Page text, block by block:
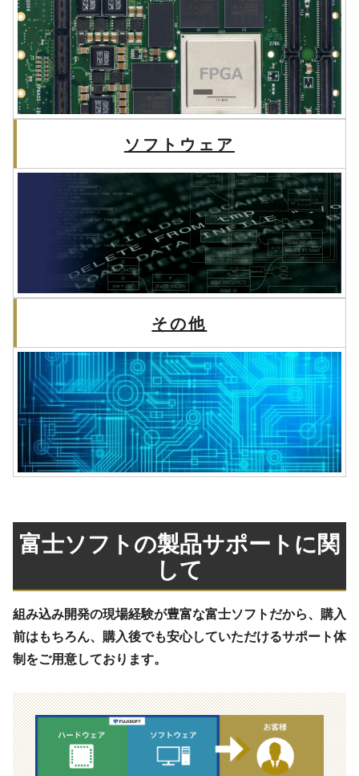
ソフトウェア
その他
富士ソフトの製品サポートに関
して
組み込み開発の現場経験が豊富な富士ソフトだから、購入
前はもちろん、購入後でも安心していただけるサポート体
制をご用意しております。